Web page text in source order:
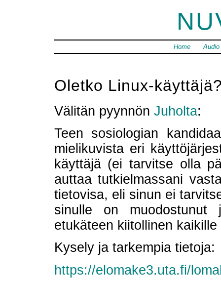
Home Audio
Oletko Linux-
Välitän pyynnön Juholta:
Teen sosiologian
mielikuvista eri
käyttäjä (ei tarvitse olla
auttaa tutkielmassani
tietovisa, eli sinun ei
sinulle on
etukäteen kiitollinen
Kysely ja tarkempia tietoja:
https://elomake3.uta.fi/